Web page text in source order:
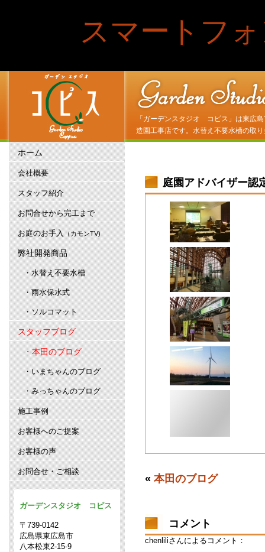
スマートフ
「ガーデンスタジオ コピス」は東広
造園工事店です。水替え不要水槽の取
庭園アドバイザー認
« 本田のブログ
コメント
chenliliさんによるコメント：
ホーム
会社概要
スタッフ紹介
お問合せから完工まで
お庭のお手入（カモンTV)
弊社開発商品
・水替え不要水槽
・雨水保水式
・ソルコマット
スタッフブログ
・本田のブログ
・いまちゃんのブログ
・みっちゃんのブログ
施工事例
お客様へのご提案
お客様の声
お問合せ・ご相談
ガーデンスタジオ コピス
〒739-0142
広島県東広島市
八本松東2-15-9